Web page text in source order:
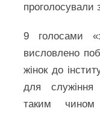
проголосували
9 голосами
висловлено
жінок до
для
таким